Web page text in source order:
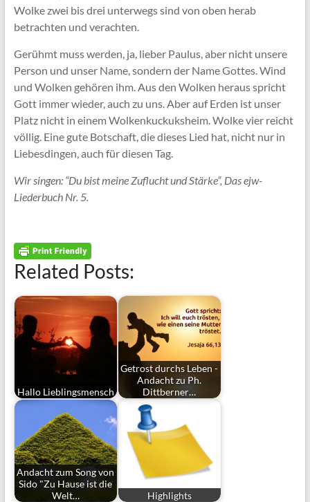
Wolke zwei bis drei unterwegs sind von oben herab
betrachten und verachten.
Gerühmt muss werden, ja, lieber Paulus, aber nicht unsere
Person und unser Name, sondern der Name Gottes. Wind
und Wolken gehören ihm. Aus den Wolken heraus spricht
Gott immer wieder, auch zu uns. Aber auf Erden ist unser
Platz nicht in einem Wolkenkuckuksheim. Wolke vier reicht
völlig. Eine gute Botschaft, die dieses Lied hat, nicht nur in
Liebesdingen, auch für diesen Tag.
Wir singen: “Du bist meine Zuflucht und Stärke”, Das ejw-
Liederbuch Nr. 5.
Related Posts:
Hallo Lieblingsmensch
Getrost durchs Leben -
Andacht zu Ph.
Dittberner…
Andacht zum Song von
Sido "Zu Hause ist die
Welt…
Highlights